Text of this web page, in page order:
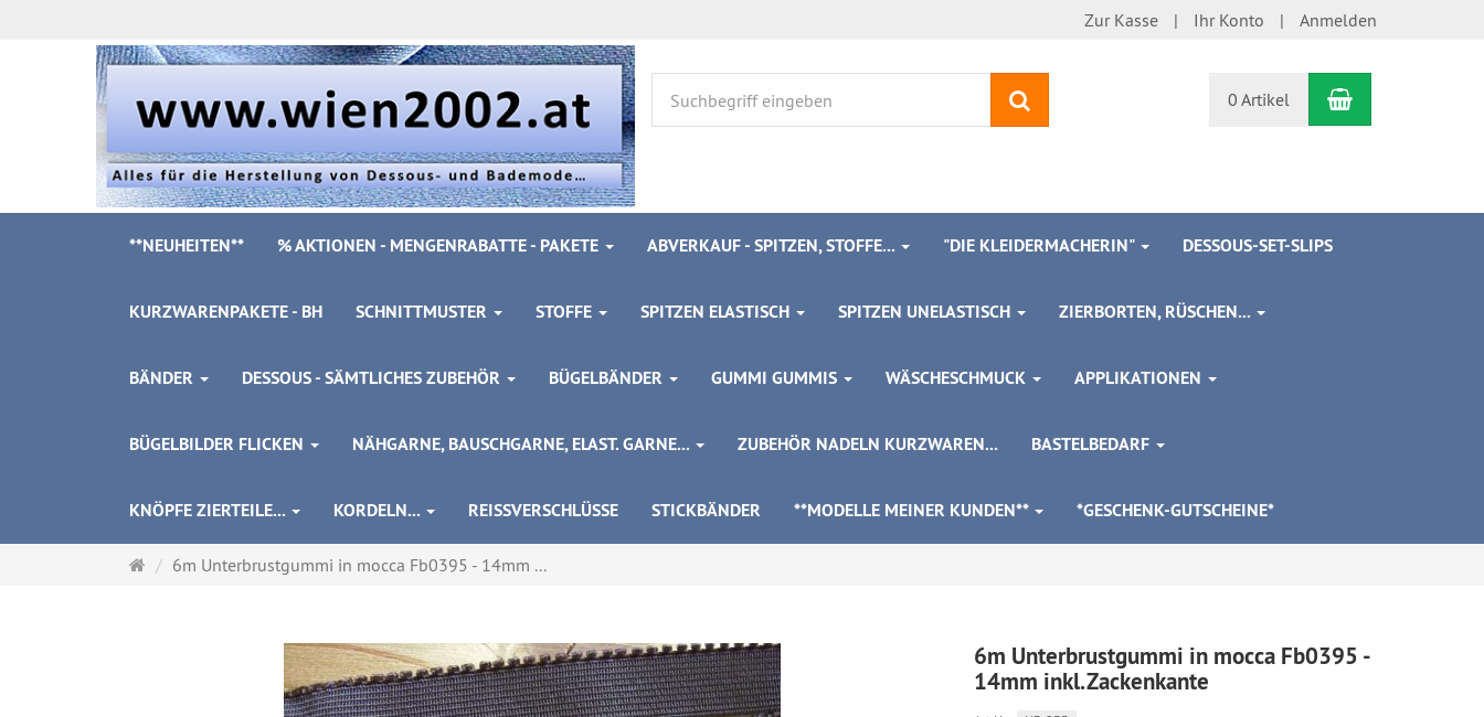
Zur Kasse Ihr Konto Anmelden
0 Artikel Warenkorb
**NEUHEITEN** % AKTIONEN - MENGENRABATTE - PAKETE ABVERKAUF - SPITZEN, STOFFE... "DIE KLEIDERMACHERIN" DESSOUS-SET-SLIPS
KURZWARENPAKETE - BH SCHNITTMUSTER STOFFE SPITZEN ELASTISCH SPITZEN UNELASTISCH ZIERBORTEN, RÜSCHEN...
BÄNDER DESSOUS - SÄMTLICHES ZUBEHÖR BÜGELBÄNDER GUMMI GUMMIS WÄSCHESCHMUCK APPLIKATIONEN
BÜGELBILDER FLICKEN NÄHGARNE, BAUSCHGARNE, ELAST. GARNE... ZUBEHÖR NADELN KURZWAREN... BASTELBEDARF
KNÖPFE ZIERTEILE... KORDELN... REISSVERSCHLÜSSE STICKBÄNDER **MODELLE MEINER KUNDEN** *GESCHENK-GUTSCHEINE*
Startseite
6m Unterbrustgummi in mocca Fb0395 - 14mm ...
6m Unterbrustgummi in mocca Fb0395 -
14mm inkl.Zackenkante